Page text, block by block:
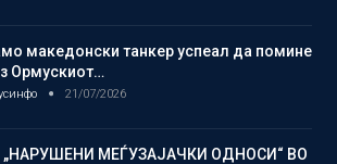
македонски танкер успеал да помине
Ормускиот…
21/07/2026
„НАРУШЕНИ МЕЃУЗАЈАЧКИ ОДНОСИ“ ВО